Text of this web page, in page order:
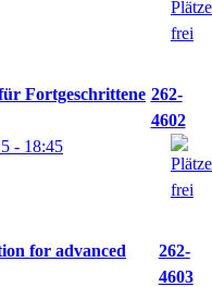
Fortgeschrittene 262-
4602
- 18:45
for advanced
262-
4603